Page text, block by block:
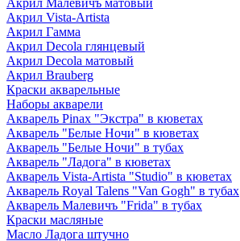
Акрил Малевичъ матовый
Акрил Vista-Artista
Акрил Гамма
Акрил Decola глянцевый
Акрил Decola матовый
Акрил Brauberg
Краски акварельные
Наборы акварели
Акварель Pinax "Экстра" в кюветах
Акварель "Белые Ночи" в кюветах
Акварель "Белые Ночи" в тубах
Акварель "Ладога" в кюветах
Акварель Vista-Artista "Studio" в кюветах
Акварель Royal Talens "Van Gogh" в тубах
Акварель Малевичъ "Frida" в тубах
Краски масляные
Масло Ладога штучно